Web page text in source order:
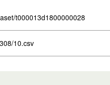
t000013d1800000028
10.csv